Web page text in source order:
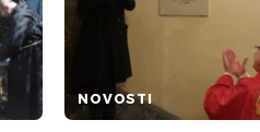
NOVOSTI